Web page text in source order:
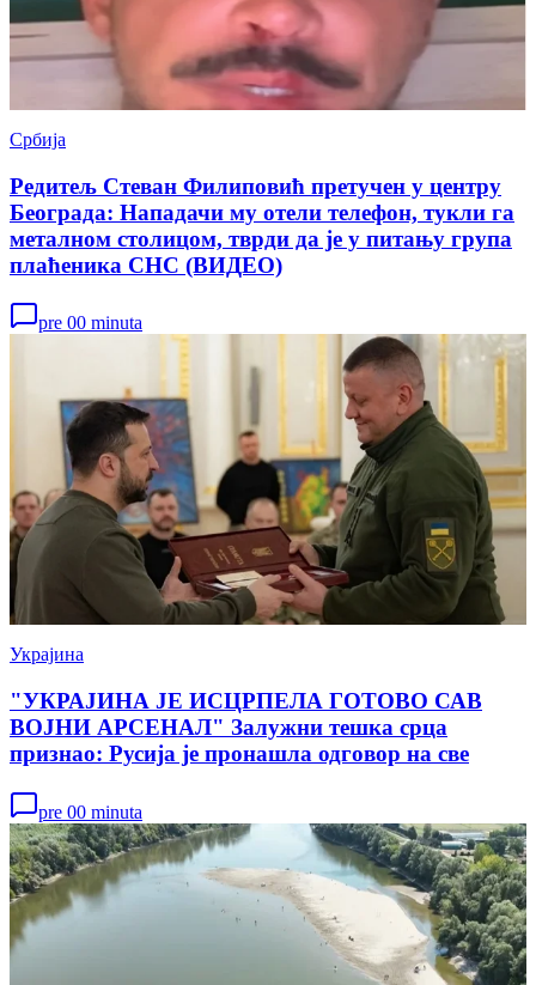
Србија
Редитељ Стеван Филиповић претучен у центру
Београда: Нападачи му отели телефон, тукли га
металном столицом, тврди да је у питању група
плаћеника СНС (ВИДЕО)
pre 00 minuta
Украјина
"УКРАЈИНА ЈЕ ИСЦРПЕЛА ГОТОВО САВ
ВОЈНИ АРСЕНАЛ" Залужни тешка срца
признао: Русија је пронашла одговор на све
pre 00 minuta